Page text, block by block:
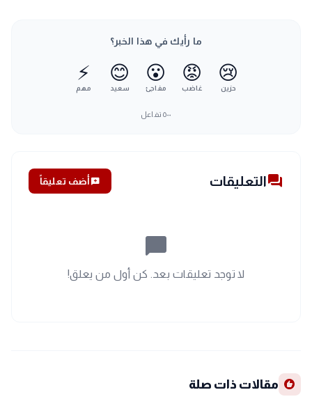
ما رأيك في هذا الخبر؟
😢
حزين
😡
غاضب
😮
مفاجئ
😊
سعيد
⚡
مهم
٥٠٠تفاعل
forumالتعليقات add_commentأضف تعليقاً
chat_bubble_outline
لا توجد تعليقات بعد. كن أول من يعلق!
recommend مقالات ذات صلة